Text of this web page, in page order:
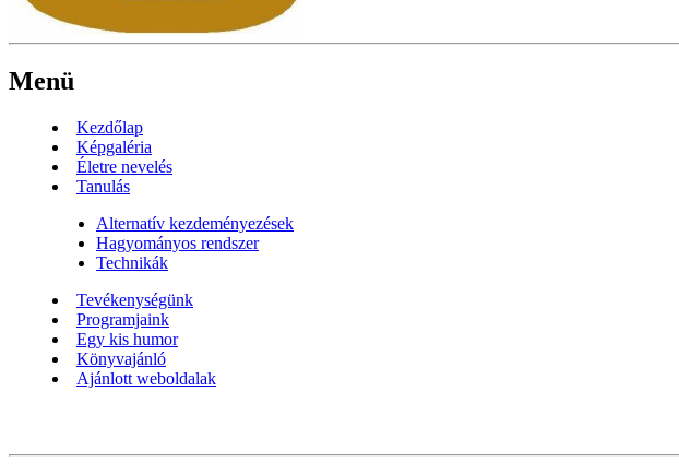
Menü
Kezdőlap
Képgaléria
Életre nevelés
Tanulás
Alternatív kezdeményezések
Hagyományos rendszer
Technikák
Tevékenységünk
Programjaink
Egy kis humor
Könyvajánló
Ajánlott weboldalak